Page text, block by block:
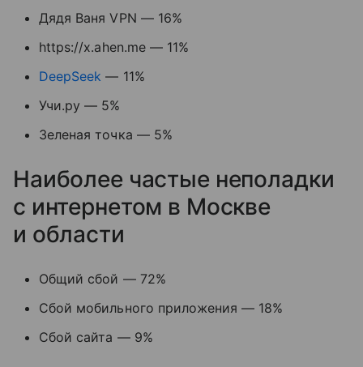
Дядя Ваня VPN — 16%
https://x.ahen.me — 11%
DeepSeek — 11%
Учи.ру — 5%
Зеленая точка — 5%
Наиболее частые неполадки
с интернетом в Москве
и области
Общий сбой — 72%
Сбой мобильного приложения — 18%
Сбой сайта — 9%